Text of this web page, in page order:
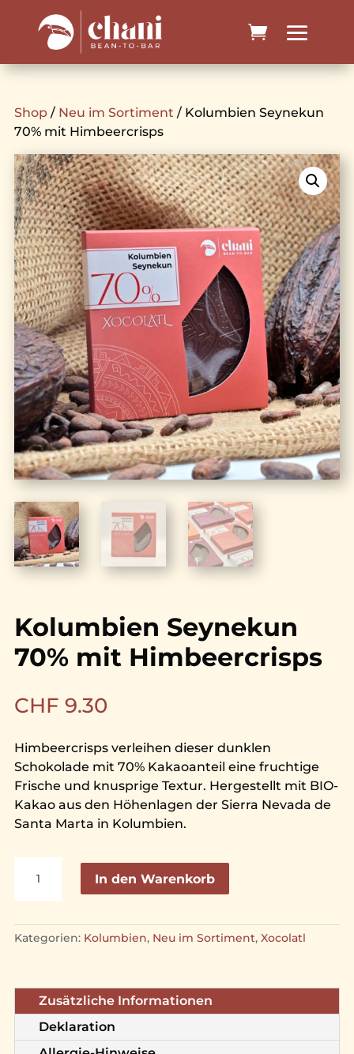
Shop/ Neu im Sortiment / Kolumbien Seynekun
70% mit Himbeercrisps
Kolumbien Seynekun
70% mit Himbeercrisps
CHF 9.30
Himbeercrisps verleihen dieser dunklen
Schokolade mit 70% Kakaoanteil eine fruchtige
Frische und knusprige Textur. Hergestellt mit BIO-
Kakao aus den Höhenlagen der Sierra Nevada de
Santa Marta in Kolumbien.
Kolumbien
Seynekun
70%
mit
Himbeercrisps
In den Warenkorb
e
r
i
v
Kategorien: Kolumbien, Neu im Sortiment, Xocolatl
Zusätzliche Informationen
Deklaration